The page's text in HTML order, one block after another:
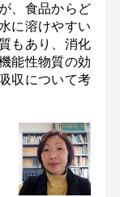
、食品からど
に溶けやすい
もあり、消化
能性物質の効
収について考